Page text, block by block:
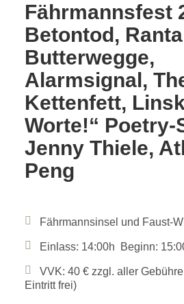
Fährmannsfest
Betontod,
Butterwegge,
Alarmsignal,
Kettenfett,
Worte!“ Poetry-
Jenny Thiele,
Peng
Fährmannsinsel und Faust-
Einlass: 14:00h Beginn:
VVK: 40 € zzgl. aller
Eintritt frei)